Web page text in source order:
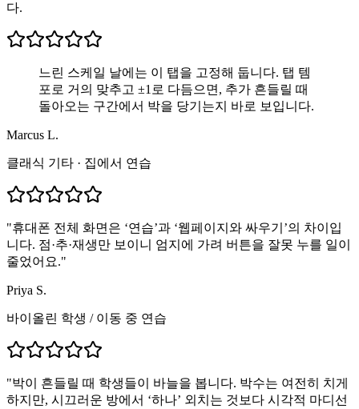
다.
느린 스케일 날에는 이 탭을 고정해 둡니다. 탭 템
포로 거의 맞추고 ±1로 다듬으면, 추가 흔들릴 때
돌아오는 구간에서 박을 당기는지 바로 보입니다.
Marcus L.
클래식 기타 · 집에서 연습
"휴대폰 전체 화면은 ‘연습’과 ‘웹페이지와 싸우기’의 차이입
니다. 점·추·재생만 보이니 엄지에 가려 버튼을 잘못 누를 일이
줄었어요."
Priya S.
바이올린 학생 / 이동 중 연습
"박이 흔들릴 때 학생들이 바늘을 봅니다. 박수는 여전히 치게
하지만, 시끄러운 방에서 ‘하나’ 외치는 것보다 시각적 마디선